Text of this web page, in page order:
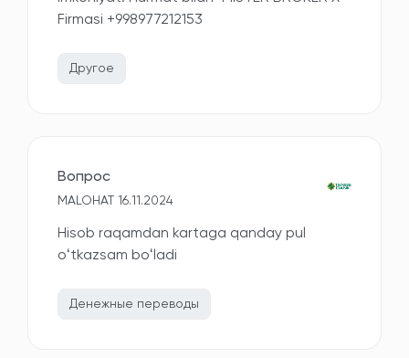
Firmasi +998977212153
Другое
Вопрос
MALOHAT 16.11.2024
Hisob raqamdan kartaga qanday pul
oʻtkazsam boʻladi
Денежные переводы